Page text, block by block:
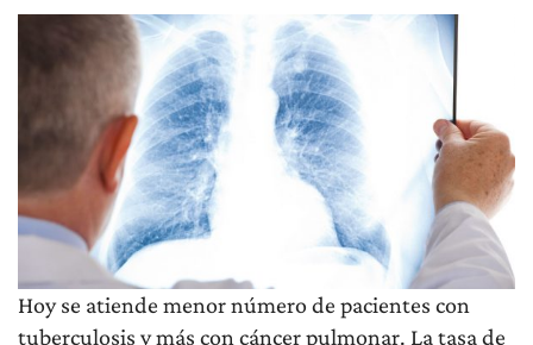
Hoy se atiende menor número de pacientes con
tuberculosis y más con cáncer pulmonar. La tasa de